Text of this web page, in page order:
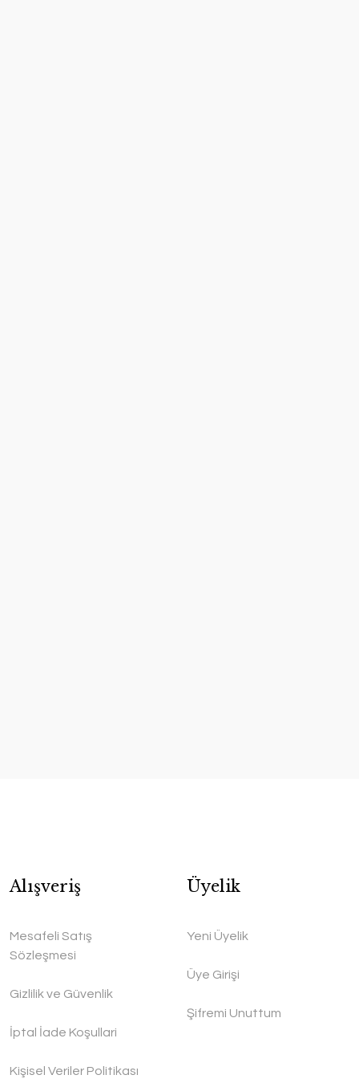
Alışveriş
Mesafeli Satış
Sözleşmesi
Gizlilik ve Güvenlik
İptal İade Koşullari
Kişisel Veriler Politikası
Üyelik
Yeni Üyelik
Üye Girişi
Şifremi Unuttum